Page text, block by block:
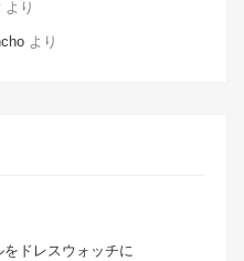
より
より
ドレスウォッチに